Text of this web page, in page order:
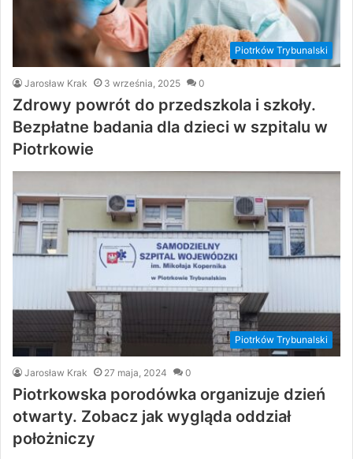
Piotrków Trybunalski
Jarosław Krak 3 września, 2025 0
Zdrowy powrót do przedszkola i szkoły.
Bezpłatne badania dla dzieci w szpitalu w
Piotrkowie
Piotrków Trybunalski
Jarosław Krak 27 maja, 2024 0
Piotrkowska porodówka organizuje dzień
otwarty. Zobacz jak wygląda oddział
położniczy